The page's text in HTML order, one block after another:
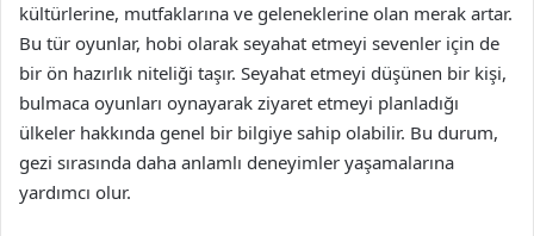
kültürlerine, mutfaklarına ve geleneklerine olan merak artar.
Bu tür oyunlar, hobi olarak seyahat etmeyi sevenler için de
bir ön hazırlık niteliği taşır. Seyahat etmeyi düşünen bir kişi,
bulmaca oyunları oynayarak ziyaret etmeyi planladığı
ülkeler hakkında genel bir bilgiye sahip olabilir. Bu durum,
gezi sırasında daha anlamlı deneyimler yaşamalarına
yardımcı olur.